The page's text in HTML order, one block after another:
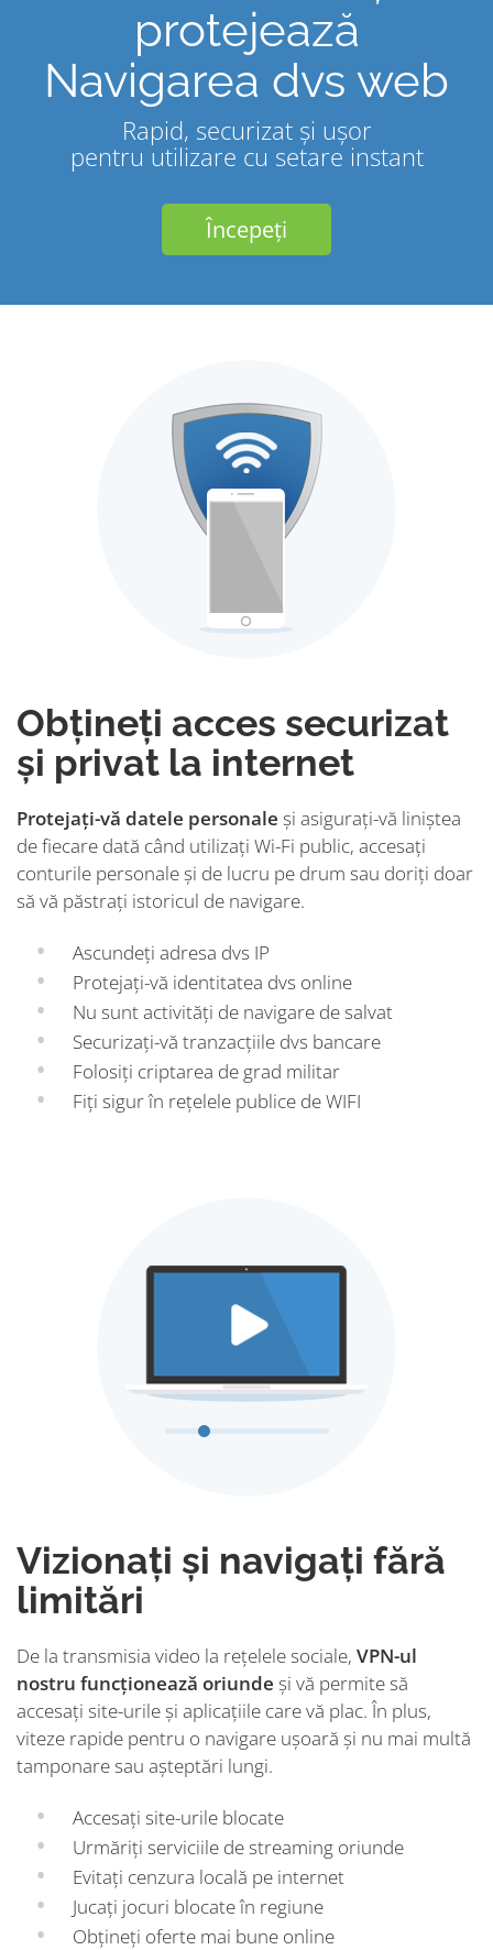
protejează
Navigarea dvs web
Rapid, securizat și ușor
pentru utilizare cu setare instant
Începeți
Obțineți acces securizat
și privat la internet
Protejați-vă datele personale și asigurați-vă liniștea
de fiecare dată când utilizați Wi-Fi public, accesați
conturile personale și de lucru pe drum sau doriți doar
să vă păstrați istoricul de navigare.
Ascundeți adresa dvs IP
Protejați-vă identitatea dvs online
Nu sunt activități de navigare de salvat
Securizați-vă tranzacțiile dvs bancare
Folosiți criptarea de grad militar
Fiți sigur în rețelele publice de WIFI
Vizionați și navigați fără
limitări
De la transmisia video la rețelele sociale, VPN-ul
nostru funcționează oriunde și vă permite să
accesați site-urile și aplicațiile care vă plac. În plus,
viteze rapide pentru o navigare ușoară și nu mai multă
tamponare sau așteptări lungi.
Accesați site-urile blocate
Urmăriți serviciile de streaming oriunde
Evitați cenzura locală pe internet
Jucați jocuri blocate în regiune
Obțineți oferte mai bune online